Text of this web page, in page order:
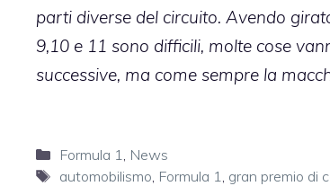
parti diverse del circuito. Avendo
9,10 e 11 sono difficili, molte cose
successive, ma come sempre la
Categorie
Formula 1
News
Tag
automobilismo Formula 1 gran premio di